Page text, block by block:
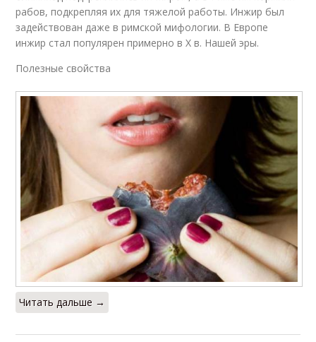
рабов, подкрепляя их для тяжелой работы. Инжир был
задействован даже в римской мифологии. В Европе
инжир стал популярен примерно в X в. Нашей эры.
Полезные свойства
Читать дальше →